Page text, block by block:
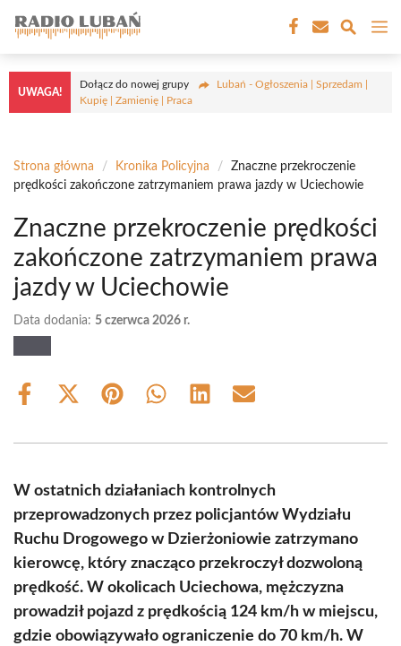
treści
UWAGA!
Dołącz do nowej grupy
Lubań - Ogłoszenia | Sprzedam |
Kupię | Zamienię | Praca
Strona główna / Kronika Policyjna /
Znaczne przekroczenie
prędkości zakończone zatrzymaniem prawa jazdy w Uciechowie
Znaczne przekroczenie prędkości
zakończone zatrzymaniem prawa
jazdy w Uciechowie
Data dodania: 5 czerwca 2026 r.
Share
Share
(Twitter)
Share Share Share Share
W ostatnich działaniach kontrolnych
przeprowadzonych przez policjantów Wydziału
Ruchu Drogowego w Dzierżoniowie zatrzymano
kierowcę, który znacząco przekroczył dozwoloną
prędkość. W okolicach Uciechowa, mężczyzna
prowadził pojazd z prędkością 124 km/h w miejscu,
gdzie obowiązywało ograniczenie do 70 km/h. W